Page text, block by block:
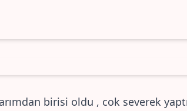
birisi oldu , cok severek